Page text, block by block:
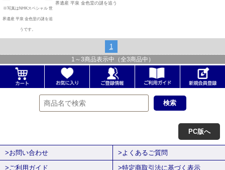
※写真はNHKスペシャル 世
界遺産 平泉 金色堂の謎を追
うです。
界遺産 平泉 金色堂の謎を追う
1
1 ～ 3商品表示中（全3商品中）
PC版へ
>お問い合わせ
>よくあるご質問
>ご利用ガイド
>特定商取引法に基づく表示